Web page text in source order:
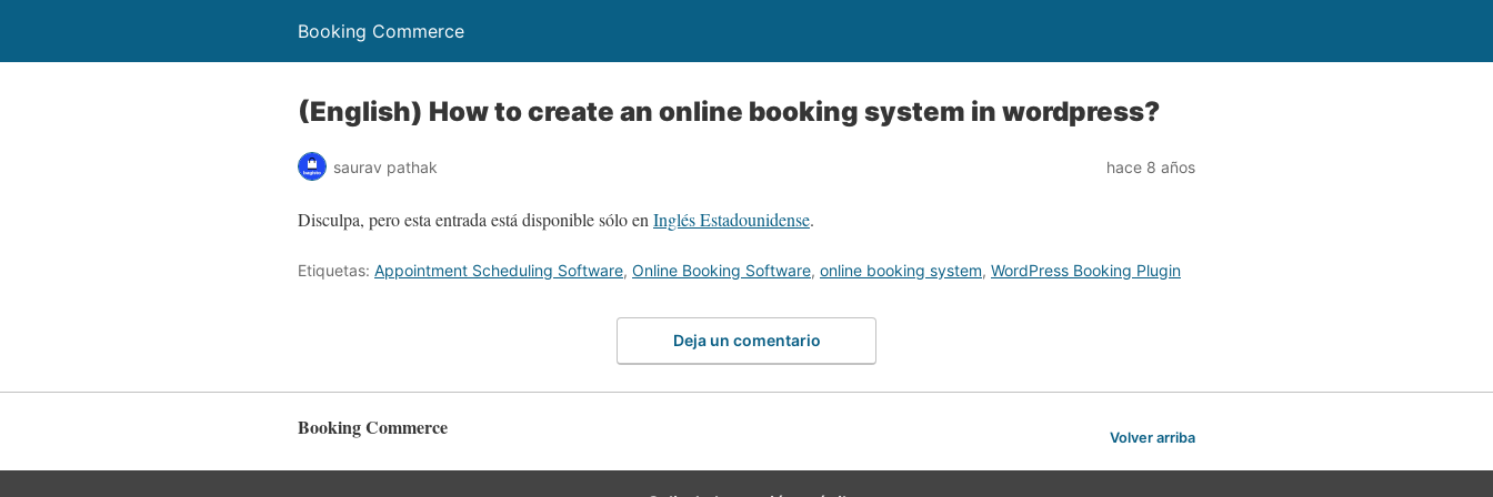
Booking Commerce
(English) How to create an online booking system in wordpress?
saurav pathak hace 8 años
Disculpa, pero esta entrada está disponible sólo en Inglés Estadounidense.
Etiquetas: Appointment Scheduling Software, Online Booking Software, online booking system, WordPress Booking Plugin
Deja un comentario
Booking Commerce Volver arriba